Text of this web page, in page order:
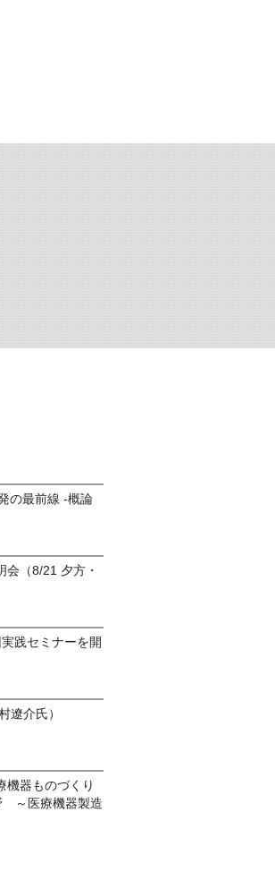
の最前線 -概論
会（8/21 夕方・
践セミナーを開
遼介氏）
機器ものづくり
～医療機器製造